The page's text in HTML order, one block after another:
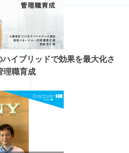
イブリッドで効果を最大化さ
理職育成